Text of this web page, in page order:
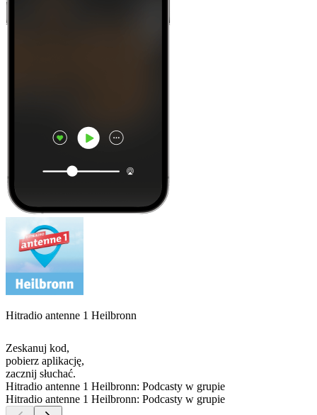
Hitradio antenne 1 Heilbronn
Zeskanuj kod,
pobierz aplikację,
zacznij słuchać.
Hitradio antenne 1 Heilbronn: Podcasty w grupie
Hitradio antenne 1 Heilbronn: Podcasty w grupie